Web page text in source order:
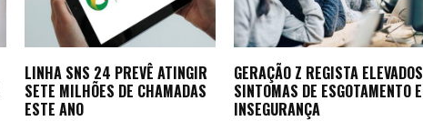
LINHA SNS 24 PREVÊ ATINGIR
SETE MILHÕES DE CHAMADAS
ESTE ANO
GERAÇÃO Z REGISTA ELEVADOS
SINTOMAS DE ESGOTAMENTO E
INSEGURANÇA